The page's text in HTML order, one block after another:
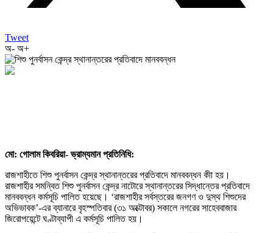
Tweet
অ- অ+
মো: গোলাম কিবরিয়া- ভ্রাম্যমান প্রতিনিধি:
রাজশাহীতে শিশু পুনর্বাসন কেন্দ্র স্থানান্তরের প্রতিবাদে মানববন্ধন কীা হয়।
রাজশাহীর সমন্বিত শিশু পুনর্বাসন কেন্দ্র নাটোরে স্থানান্তরের সিদ্ধান্তের প্রতিবাদে
মানববন্ধন কর্মসূচি পালিত হয়েছে। ‘রাজশাহীর সর্বস্তরের জনগণ ও দুস্থ শিশুদের
অভিভাবক’-এর ব্যানারে বৃহস্পতিবার (৩১ অক্টোবর) সকালে নগরের সাহেববাজার
জিরোপয়েন্টে ঘণ্টাব্যাপী এ কর্মসূচি পালিত হয়।